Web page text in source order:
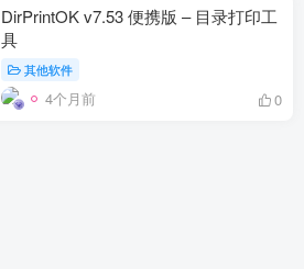
DirPrintOK v7.53 便携版 – 目录打印工
具
其他软件
4个月前 0